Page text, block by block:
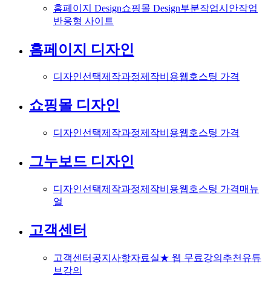
홈페이지 Design쇼핑몰 Design부분작업시안작업
반응형 사이트
홈페이지 디자인
디자인선택제작과정제작비용웹호스팅 가격
쇼핑몰 디자인
디자인선택제작과정제작비용웹호스팅 가격
그누보드 디자인
디자인선택제작과정제작비용웹호스팅 가격매뉴
얼
고객센터
고객센터 공지사항자료실★ 웹 무료강의 추천유튜
브강의